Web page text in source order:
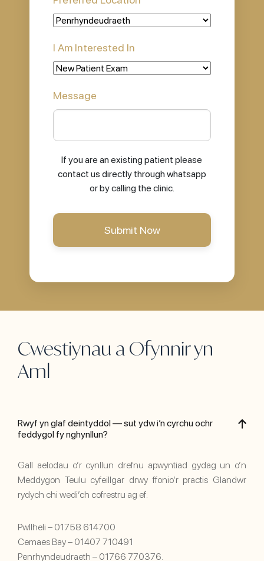
I Am Interested In
Message
If you are an existing patient please
contact us directly through whatsapp
or by calling the clinic.
Cwestiynau a Ofynnir yn
Aml
Rwyf yn glaf deintyddol — sut ydw i’n cyrchu ochr
feddygol fy nghynllun?
Gall aelodau o’r cynllun drefnu apwyntiad gydag un o’n
Meddygon Teulu cyfeillgar drwy ffonio’r practis Glandwr
rydych chi wedi’ch cofrestru ag ef:
Pwllheli – 01758 614700
Cemaes Bay – 01407 710491
Penrhyndeudraeth – 01766 770376.